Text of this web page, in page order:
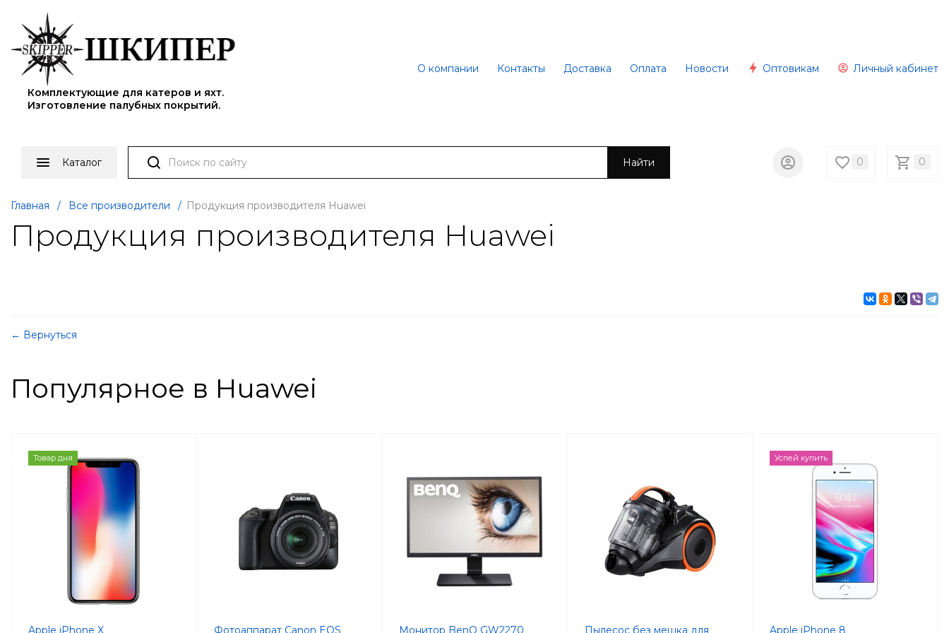
Комплектующие для катеров и яхт.
Изготовление палубных покрытий.
О компании Контакты Доставка Оплата Новости Оптовикам Личный кабинет
Каталог 0 0
Найти
Главная / Все производители / Продукция производителя Huawei
Продукция производителя Huawei
← Вернуться
Популярное в Huawei
Товар дня
Apple iPhone X
Фотоаппарат Canon EOS
Монитор BenQ GW2270
Пылесос без мешка для
Успей купить
Apple iPhone 8